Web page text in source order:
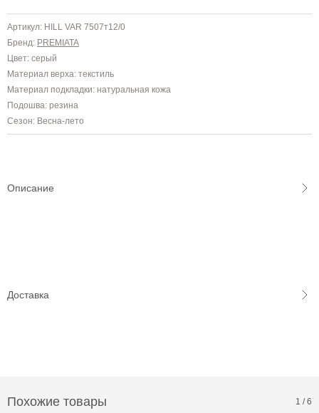
Артикул: HILL VAR 7507т12/0
Бренд: PREMIATA
Цвет: серый
Материал верха: текстиль
Материал подкладки: натуральная кожа
Подошва: резина
Сезон: Весна-лето
Описание
Доставка
Похожие товары 1 /6